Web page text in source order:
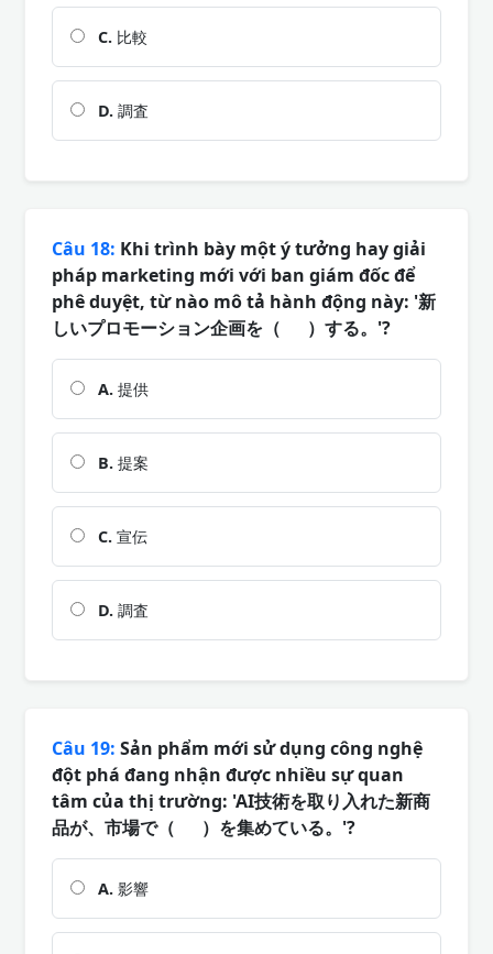
C. 比較
D. 調査
Câu 18: Khi trình bày một ý tưởng hay giải
pháp marketing mới với ban giám đốc để
phê duyệt, từ nào mô tả hành động này: '新
しいプロモーション企画を（ ）する。'?
A. 提供
B. 提案
C. 宣伝
D. 調査
Câu 19: Sản phẩm mới sử dụng công nghệ
đột phá đang nhận được nhiều sự quan
tâm của thị trường: 'AI技術を取り入れた新商
品が、市場で（ ）を集めている。'?
A. 影響